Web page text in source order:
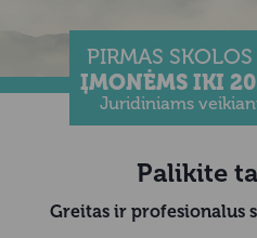
PIRMAS
ĮMONĖMS IKI
Juridiniams
Palikite
Greitas ir profesionalus